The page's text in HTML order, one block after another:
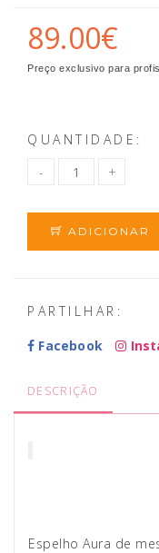
89.00€
Preço exclusivo para
QUANTIDADE:
ADICIONAR
PARTILHAR:
Facebook
DESCRIÇÃO
Espelho Aura de